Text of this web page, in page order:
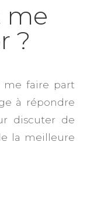
me
?
me faire part
à répondre
discuter de
la meilleure